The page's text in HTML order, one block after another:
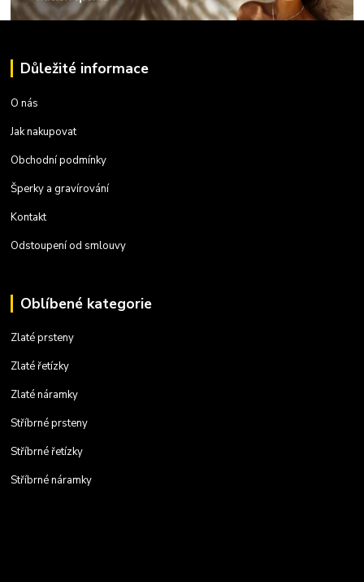
Důležité informace
O nás
Jak nakupovat
Obchodní podmínky
Šperky a gravírování
Kontakt
Odstoupení od smlouvy
Oblíbené kategorie
Zlaté prsteny
Zlaté řetízky
Zlaté náramky
Stříbrné prsteny
Stříbrné řetízky
Stříbrné náramky